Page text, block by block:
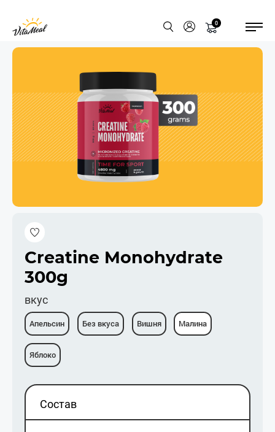
0
Creatine Monohydrate
300g
вкус
Апельсин Без вкуса Вишня Малина
Яблоко
Состав